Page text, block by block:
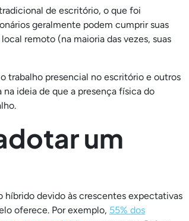
de escritório, o que foi
geralmente podem cumprir suas
remoto (na maioria das vezes, suas
trabalho presencial no escritório e outros
ideia de que a presença física do
um
híbrido devido às crescentes expectativas
oferece. Por exemplo, 55% dos